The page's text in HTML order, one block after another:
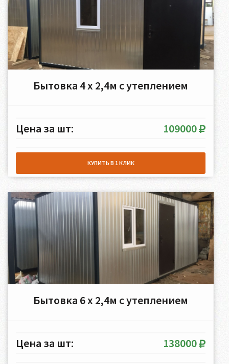
Бытовка 4 х 2,4м с утеплением
Цена за шт: 109000
КУПИТЬ В 1 КЛИК
Бытовка 6 х 2,4м c утеплением
Цена за шт: 138000